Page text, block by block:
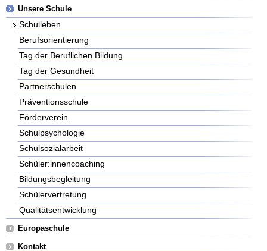
Unsere Schule
Schulleben
Berufsorientierung
Tag der Beruflichen Bildung
Tag der Gesundheit
Partnerschulen
Präventionsschule
Förderverein
Schulpsychologie
Schulsozialarbeit
Schüler:innencoaching
Bildungsbegleitung
Schülervertretung
Qualitätsentwicklung
Europaschule
Kontakt